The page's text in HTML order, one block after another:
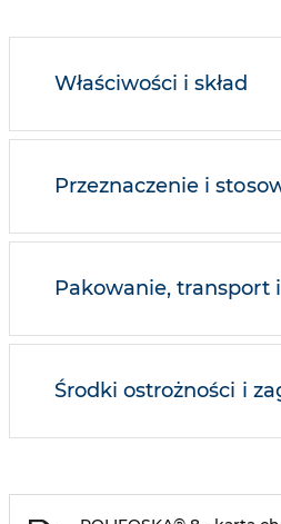
Właściwości i skład
Przeznaczenie i
Pakowanie, transport
Środki ostrożności i